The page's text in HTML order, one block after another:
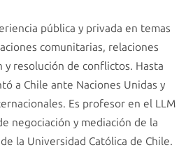
pública y privada en temas
comunitarias, relaciones
y resolución de conflictos. Hasta
a Chile ante Naciones Unidas y
Es profesor en el LLM
negociación y mediación de la
la Universidad Católica de Chile.